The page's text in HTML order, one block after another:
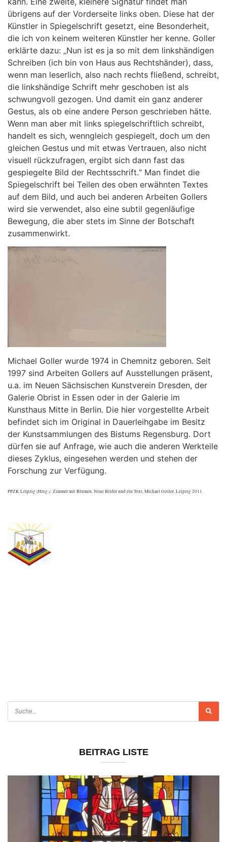
übrigens auf der Vorderseite links oben. Diese hat der
Künstler in Spiegelschrift gesetzt, eine Besonderheit,
die ich von keinem weiteren Künstler her kenne. Goller
erklärte dazu: „Nun ist es ja so mit dem linkshändigen
Schreiben (ich bin von Haus aus Rechtshänder), dass,
wenn man leserlich, also nach rechts fließend, schreibt,
die linkshändige Schrift mehr geschoben ist als
schwungvoll gezogen. Und damit ein ganz anderer
Gestus, als ob eine andere Person geschrieben hätte.
Wenn man aber mit links spiegelschriftlich schreibt,
handelt es sich, wenngleich gespiegelt, doch um den
gleichen Gestus und mit etwas Vertrauen, also nicht
visuell rückzufragen, ergibt sich dann fast das
gespiegelte Bild der Rechtsschrift.“ Man findet die
Spiegelschrift bei Teilen des oben erwähnten Textes
auf dem Bild, und auch bei anderen Arbeiten Gollers
wird sie verwendet, also eine subtil gegenläufige
Bewegung, die aber stets im Sinne der Botschaft
zusammenwirkt.
Michael Goller wurde 1974 in Chemnitz geboren. Seit
1997 sind Arbeiten Gollers auf Ausstellungen präsent,
u.a. im Neuen Sächsischen Kunstverein Dresden, der
Galerie Obrist in Essen oder in der Galerie im
Kunsthaus Mitte in Berlin. Die hier vorgestellte Arbeit
befindet sich im Original in Dauerleihgabe im Besitz
der Kunstsammlungen des Bistums Regensburg. Dort
dürfen sie auf Anfrage, wie auch die anderen Werkteile
dieses Zyklus, eingesehen werden und stehen der
Forschung zur Verfügung.
PPZK Leipzig (Hrsg.): Zimmer mit Blumen. Neue Bilder und ein Text, Michael Goller, Leipzig 2011.
BEITRAG LISTE